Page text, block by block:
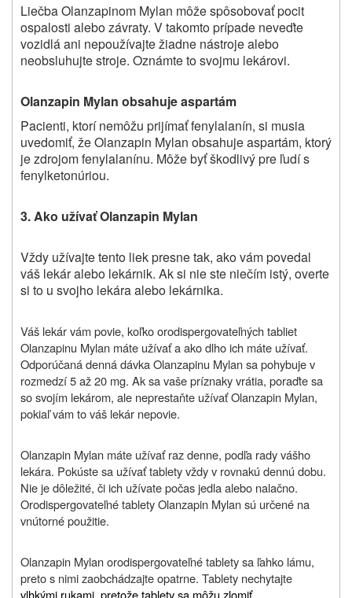
Liečba Olanzapinom Mylan môže spôsobovať pocit
ospalosti alebo závraty. V takomto prípade neveďte
vozidlá ani nepoužívajte žiadne nástroje alebo
neobsluhujte stroje. Oznámte to svojmu lekárovi.
Olanzapin Mylan obsahuje aspartám
Pacienti, ktorí nemôžu prijímať fenylalanín, si musia
uvedomiť, že Olanzapin Mylan obsahuje aspartám, ktorý
je zdrojom fenylalanínu. Môže byť škodlivý pre ľudí s
fenylketonúriou.
3. Ako užívať Olanzapin Mylan
Vždy užívajte tento liek presne tak, ako vám povedal
váš lekár alebo lekárnik. Ak si nie ste niečím istý, overte
si to u svojho lekára alebo lekárnika.
Váš lekár vám povie, koľko orodispergovateľných tabliet
Olanzapinu Mylan máte užívať a ako dlho ich máte užívať.
Odporúčaná denná dávka Olanzapinu Mylan sa pohybuje v
rozmedzí 5 až 20 mg. Ak sa vaše príznaky vrátia, poraďte sa
so svojím lekárom, ale neprestaňte užívať Olanzapin Mylan,
pokiaľ vám to váš lekár nepovie.
Olanzapin Mylan máte užívať raz denne, podľa rady vášho
lekára. Pokúste sa užívať tablety vždy v rovnakú dennú dobu.
Nie je dôležité, či ich užívate počas jedla alebo nalačno.
Orodispergovateľné tablety Olanzapin Mylan sú určené na
vnútorné použitie.
Olanzapin Mylan orodispergovateľné tablety sa ľahko lámu,
preto s nimi zaobchádzajte opatrne. Tablety nechytajte
vlhkými rukami, pretože tablety sa môžu zlomiť.